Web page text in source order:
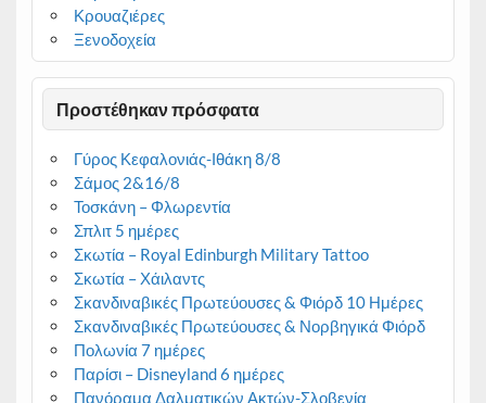
Κρουαζιέρες
Ξενοδοχεία
Προστέθηκαν πρόσφατα
Γύρος Κεφαλονιάς-Ιθάκη 8/8
Σάμος 2&16/8
Τοσκάνη – Φλωρεντία
Σπλιτ 5 ημέρες
Σκωτία – Royal Edinburgh Military Tattoo
Σκωτία – Χάιλαντς
Σκανδιναβικές Πρωτεύουσες & Φιόρδ 10 Ημέρες
Σκανδιναβικές Πρωτεύουσες & Νορβηγικά Φιόρδ
Πολωνία 7 ημέρες
Παρίσι – Disneyland 6 ημέρες
Πανόραμα Δαλματικών Ακτών-Σλοβενία